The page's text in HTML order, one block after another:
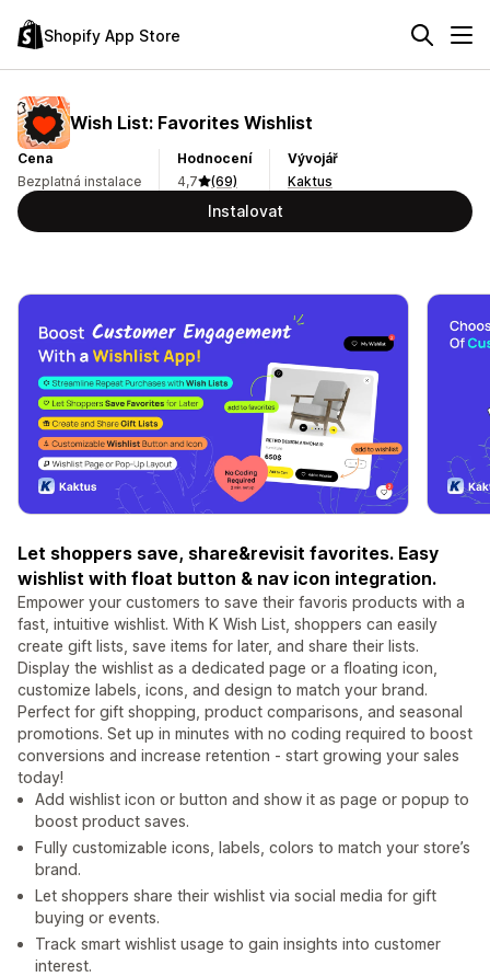
Shopify App Store
Wish List: Favorites Wishlist
Cena
Bezplatná instalace
Hodnocení
4,7
(69)
Vývojář
Kaktus
Instalovat
Let shoppers save, share&revisit favorites. Easy
wishlist with float button & nav icon integration.
Empower your customers to save their favoris products with a
fast, intuitive wishlist. With K Wish List, shoppers can easily
create gift lists, save items for later, and share their lists.
Display the wishlist as a dedicated page or a floating icon,
customize labels, icons, and design to match your brand.
Perfect for gift shopping, product comparisons, and seasonal
promotions. Set up in minutes with no coding required to boost
conversions and increase retention - start growing your sales
today!
Add wishlist icon or button and show it as page or popup to
boost product saves.
Fully customizable icons, labels, colors to match your store’s
brand.
Let shoppers share their wishlist via social media for gift
buying or events.
Track smart wishlist usage to gain insights into customer
interest.